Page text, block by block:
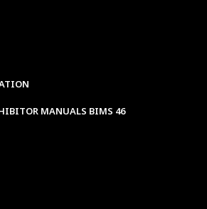
MANUALS BIMS 46